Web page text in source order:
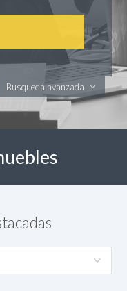
Busqueda avanzada